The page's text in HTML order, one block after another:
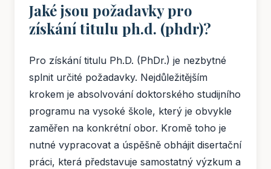
Jaké jsou požadavky pro
získání titulu ph.d. (phdr)?
Pro získání titulu Ph.D. (PhDr.) je nezbytné
splnit určité požadavky. Nejdůležitějším
krokem je absolvování doktorského studijního
programu na vysoké škole, který je obvykle
zaměřen na konkrétní obor. Kromě toho je
nutné vypracovat a úspěšně obhájit disertační
práci, která představuje samostatný výzkum a